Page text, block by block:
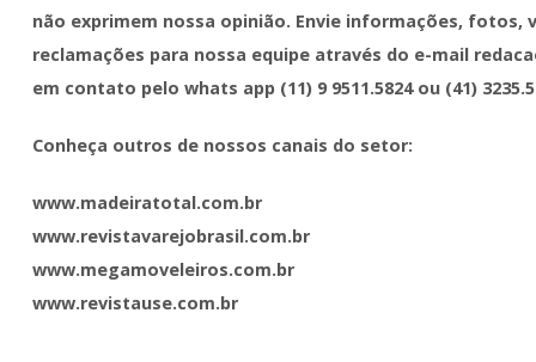
não exprimem nossa opinião. Envie informações, fotos,
reclamações para nossa equipe através do e-mail
em contato pelo whats app (11) 9 9511.5824 ou (41)
Conheça outros de nossos canais do setor:
​www.madeiratotal.com.br
www.revistavarejobrasil.com.br
www.megamoveleiros.com.br
www.revistause.com.br